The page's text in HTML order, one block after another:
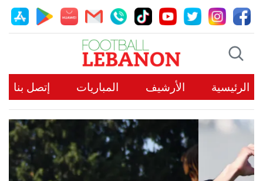
الرئيسية الأرشيف المباريات إتصل بنا